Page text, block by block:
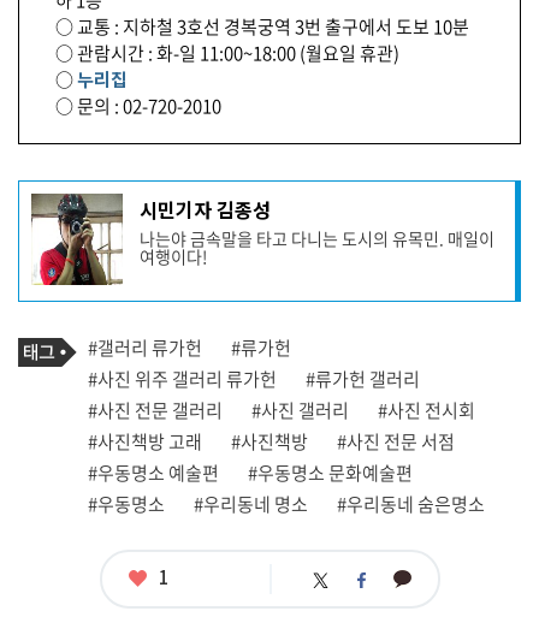
○ 교통 : 지하철 3호선 경복궁역 3번 출구에서 도보 10분
○ 관람시간 : 화-일 11:00~18:00 (월요일 휴관)
○누리집
○ 문의 : 02-720-2010
기
사
성
자
프
필
시민기자 김종성
나는야 금속말을 타고 다니는 도시의 유목민. 매일이
여행이다!
기
사
관
련
태
그
태
그
#갤러리 류가헌
#류가헌
#사진 위주 갤러리 류가헌
#류가헌 갤러리
#사진 전문 갤러리
#사진 갤러리
#사진 전시회
#사진책방 고래
#사진책방
#사진 전문 서점
#우동명소 예술편
#우동명소 문화예술편
#우동명소
#우리동네 명소 #우리동네 숨은명소
좋1 트 페 카